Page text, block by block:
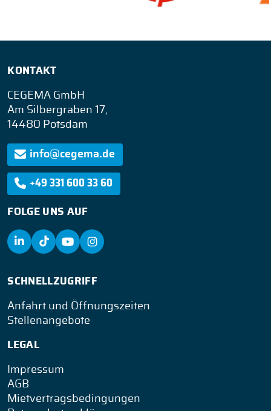
KONTAKT
CEGEMA GmbH
Am Silbergraben 17,
14480 Potsdam
info@cegema.de
+49 331 600 33 60
FOLGE UNS AUF
SCHNELLZUGRIFF
Anfahrt und Öffnungszeiten
Stellenangebote
LEGAL
Impressum
AGB
Mietvertragsbedingungen